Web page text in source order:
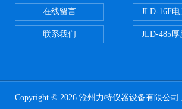
在线留言
联系我们
JLD-16F电
JLD-485
Copyright © 2026 沧州力特仪器设备有限公司